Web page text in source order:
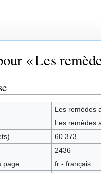
« Les
Les remèdes
Les remèdes
60 373
2436
page
fr - français